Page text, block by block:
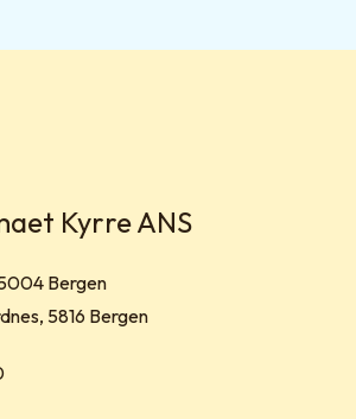
Kyrre ANS
Bergen
5816 Bergen